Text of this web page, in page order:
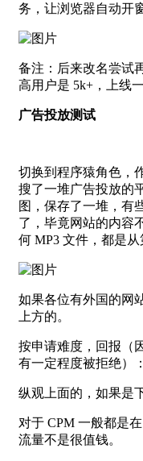
务，让浏览器自动开
备注：后来改名尝试
高用户是 5k+，上线
广告投放测试
切换到程序猿角色，
搜了一堆广告投放的
图，保存了一堆，有
了，毕竟网站的内容
何 MP3 文件，都是从
如果各位有外国的网
上方的。
按申请难度，回报（
有一定程度被拒绝）：
纵观上面的，如果是
对于 CPM 一般都是
流量不是很值钱。